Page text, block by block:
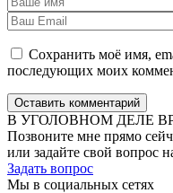
Сохранить моё имя,
последующих моих
Оставить комментарий
В УГОЛОВНОМ ДЕЛЕ
Позвоните мне прямо
или задайте свой вопрос
Задать вопрос
Мы в социальных сетях